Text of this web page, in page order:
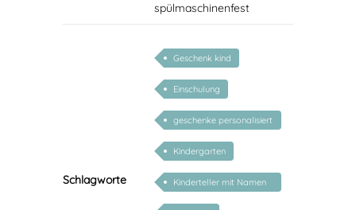
spülmaschinenfest
Schlagworte
Geschenk kind
Einschulung
geschenke personalisiert
kinder
Kindergarten
Kinderteller mit Namen
personalisiert